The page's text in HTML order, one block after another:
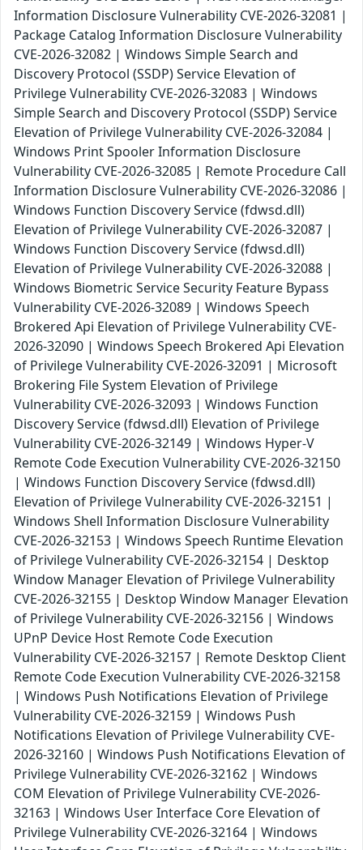
Information Disclosure Vulnerability CVE-2026-32081 |
Package Catalog Information Disclosure Vulnerability
CVE-2026-32082 | Windows Simple Search and
Discovery Protocol (SSDP) Service Elevation of
Privilege Vulnerability CVE-2026-32083 | Windows
Simple Search and Discovery Protocol (SSDP) Service
Elevation of Privilege Vulnerability CVE-2026-32084 |
Windows Print Spooler Information Disclosure
Vulnerability CVE-2026-32085 | Remote Procedure Call
Information Disclosure Vulnerability CVE-2026-32086 |
Windows Function Discovery Service (fdwsd.dll)
Elevation of Privilege Vulnerability CVE-2026-32087 |
Windows Function Discovery Service (fdwsd.dll)
Elevation of Privilege Vulnerability CVE-2026-32088 |
Windows Biometric Service Security Feature Bypass
Vulnerability CVE-2026-32089 | Windows Speech
Brokered Api Elevation of Privilege Vulnerability CVE-
2026-32090 | Windows Speech Brokered Api Elevation
of Privilege Vulnerability CVE-2026-32091 | Microsoft
Brokering File System Elevation of Privilege
Vulnerability CVE-2026-32093 | Windows Function
Discovery Service (fdwsd.dll) Elevation of Privilege
Vulnerability CVE-2026-32149 | Windows Hyper-V
Remote Code Execution Vulnerability CVE-2026-32150
| Windows Function Discovery Service (fdwsd.dll)
Elevation of Privilege Vulnerability CVE-2026-32151 |
Windows Shell Information Disclosure Vulnerability
CVE-2026-32153 | Windows Speech Runtime Elevation
of Privilege Vulnerability CVE-2026-32154 | Desktop
Window Manager Elevation of Privilege Vulnerability
CVE-2026-32155 | Desktop Window Manager Elevation
of Privilege Vulnerability CVE-2026-32156 | Windows
UPnP Device Host Remote Code Execution
Vulnerability CVE-2026-32157 | Remote Desktop Client
Remote Code Execution Vulnerability CVE-2026-32158
| Windows Push Notifications Elevation of Privilege
Vulnerability CVE-2026-32159 | Windows Push
Notifications Elevation of Privilege Vulnerability CVE-
2026-32160 | Windows Push Notifications Elevation of
Privilege Vulnerability CVE-2026-32162 | Windows
COM Elevation of Privilege Vulnerability CVE-2026-
32163 | Windows User Interface Core Elevation of
Privilege Vulnerability CVE-2026-32164 | Windows